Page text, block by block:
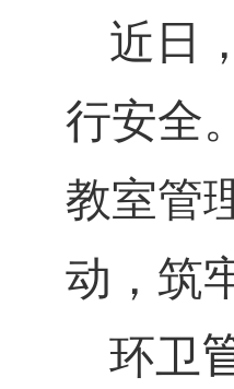
近日，
行安全
教室管
动，筑
环卫